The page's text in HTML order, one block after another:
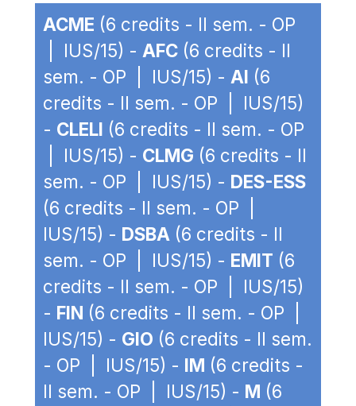
ACME (6 credits - II sem. - OP
| IUS/15) - AFC (6 credits - II
sem. - OP | IUS/15) - AI (6
credits - II sem. - OP | IUS/15)
- CLELI (6 credits - II sem. - OP
| IUS/15) - CLMG (6 credits - II
sem. - OP | IUS/15) - DES-ESS
(6 credits - II sem. - OP |
IUS/15) - DSBA (6 credits - II
sem. - OP | IUS/15) - EMIT (6
credits - II sem. - OP | IUS/15)
- FIN (6 credits - II sem. - OP |
IUS/15) - GIO (6 credits - II sem.
- OP | IUS/15) - IM (6 credits -
II sem. - OP | IUS/15) - M (6